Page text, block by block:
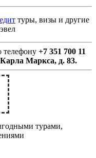
туры, визы и другие
телефону +7 351 700 11
Маркса, д. 83.
турами,